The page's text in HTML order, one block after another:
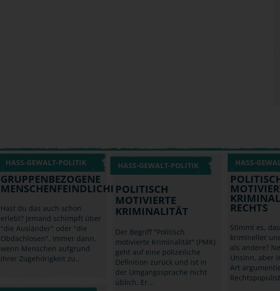
HASS-GEWALT-POLITIK
GRUPPENBEZOGENE
MENSCHENFEINDLICHKEIT
Hast du das auch schon
erlebt? Jemand schimpft über
"die Ausländer" oder "die
Obdachlosen". Immer dann,
wenn Menschen aufgrund
ihrer Zugehörigkeit zu…
HASS-GEWALT-POLITIK
POLITISCH
MOTIVIERTE
KRIMINALITÄT
Der Begriff "Politisch
motivierte Kriminalität" (PMK)
geht auf eine polizeiliche
Definition zurück und ist in
der Umgangssprache nicht
üblich. Er…
HASS-
RECHTS
Stimmt es,
krimineller
als andere?
Unsinn, aber
Art